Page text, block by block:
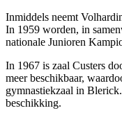
Inmiddels neemt
In 1959 worden, in
nationale Junioren
In 1967 is zaal Custers
meer beschikbaar,
gymnastiekzaal in
beschikking.